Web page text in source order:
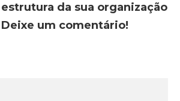
da sua organização
um comentário!